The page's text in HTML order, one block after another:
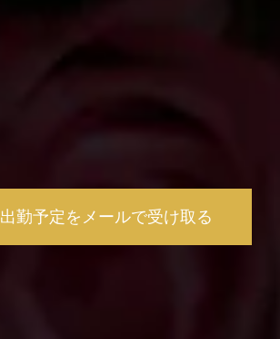
出勤予定をメールで受け取る